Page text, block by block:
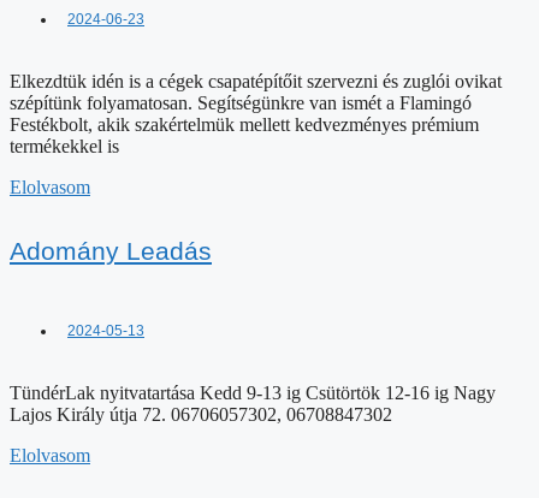
2024-06-23
Elkezdtük idén is a cégek csapatépítőit szervezni és zuglói ovikat
szépítünk folyamatosan. Segítségünkre van ismét a Flamingó
Festékbolt, akik szakértelmük mellett kedvezményes prémium
termékekkel is
Elolvasom
Adomány Leadás
2024-05-13
TündérLak nyitvatartása Kedd 9-13 ig Csütörtök 12-16 ig Nagy
Lajos Király útja 72. 06706057302, 06708847302
Elolvasom